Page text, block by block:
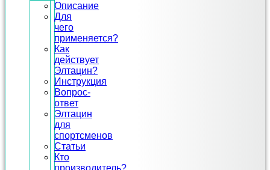
Описание
Для
чего
применяется?
Как
действует
Элтацин?
Инструкция
Вопрос-
ответ
Элтацин
для
спортсменов
Статьи
Кто